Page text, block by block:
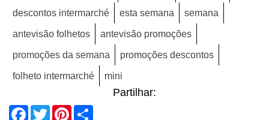
descontos intermarché esta semana semana
antevisão folhetos antevisão promoções
promoções da semana promoções descontos
folheto intermarché mini
Partilhar:
Facebook
TwitterPinterest